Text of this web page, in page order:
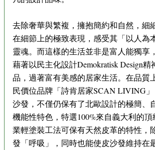
去除奢華與繁複，擁抱簡約和自然，細
在細節上的極致表現，感受其「以人為
靈魂。而這樣的生活並非是富人能獨享
藉著以民主化設計Demokratisk Design
品，過著富有美感的居家生活。在品質
民價位品牌「詩肯居家SCAN LIVING
沙發，不僅仍保有了北歐設計的極簡、
機能性特色，特選100%來自義大利的
業輕塗裝工法可保有天然皮革的特性，
發「呼吸」，同時也能使皮沙發維持在